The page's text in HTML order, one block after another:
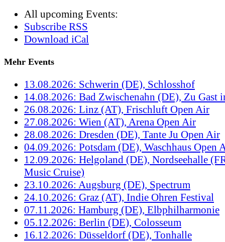
All upcoming Events:
Subscribe RSS
Download iCal
Mehr Events
13.08.2026: Schwerin (DE), Schlosshof
14.08.2026: Bad Zwischenahn (DE), Zu Gast
26.08.2026: Linz (AT), Frischluft Open Air
27.08.2026: Wien (AT), Arena Open Air
28.08.2026: Dresden (DE), Tante Ju Open Air
04.09.2026: Potsdam (DE), Waschhaus Open
12.09.2026: Helgoland (DE), Nordseehalle
Music Cruise)
23.10.2026: Augsburg (DE), Spectrum
24.10.2026: Graz (AT), Indie Ohren Festival
07.11.2026: Hamburg (DE), Elbphilharmonie
05.12.2026: Berlin (DE), Colosseum
16.12.2026: Düsseldorf (DE), Tonhalle